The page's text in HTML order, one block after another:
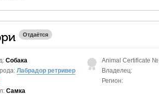
Отдаётся
Собака
Лабрадор ретривер
Самка
Animal Certificate №
Владелец:
Регион: